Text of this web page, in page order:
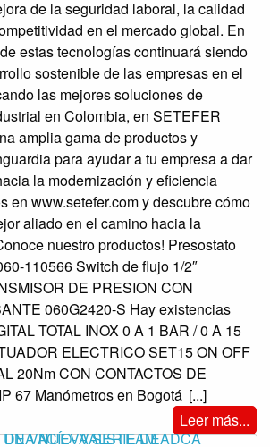
de la seguridad laboral, la calidad
en el mercado global. En
estas tecnologías continuará siendo
sostenible de las empresas en el
las mejores soluciones de
en Colombia, en SETEFER
amplia gama de productos y
para ayudar a tu empresa a dar
la modernización y eficiencia
en www.setefer.com y descubre cómo
aliado en el camino hacia la
nuestro productos! Presostato
110566 Switch de flujo 1/2″
DE PRESION CON
060G2420-S Hay existencias
TOTAL INOX 0 A 1 BAR / 0 A 15
ELECTRICO SET15 ON OFF
20Nm CON CONTACTOS DE
67 Manómetros en Bogotá [...]
Leer más...